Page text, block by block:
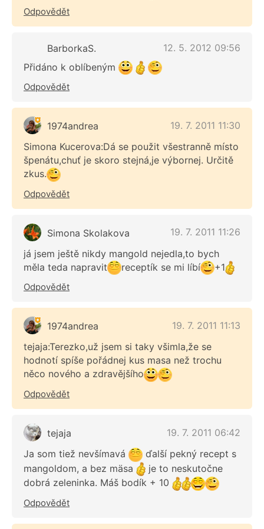
Odpovědět
BarborkaS.
12. 5. 2012 09:56
Přidáno k oblíbeným
Odpovědět
1974andrea
19. 7. 2011 11:30
Simona Kucerova:Dá se použit všestranně místo
špenátu,chuť je skoro stejná,je výbornej. Určitě
zkus.
Odpovědět
Simona Skolakova
19. 7. 2011 11:26
já jsem ještě nikdy mangold nejedla,to bych
měla teda napravit
receptík se mi líbí +1
Odpovědět
1974andrea
19. 7. 2011 11:13
tejaja:Terezko,už jsem si taky všimla,že se
hodnotí spíše pořádnej kus masa než trochu
něco nového a zdravějšího
Odpovědět
tejaja
19. 7. 2011 06:42
Ja som tiež nevšímavá
ďalší pekný recept s
mangoldom, a bez mäsa
je to neskutočne
dobrá zeleninka. Máš bodík + 10
Odpovědět